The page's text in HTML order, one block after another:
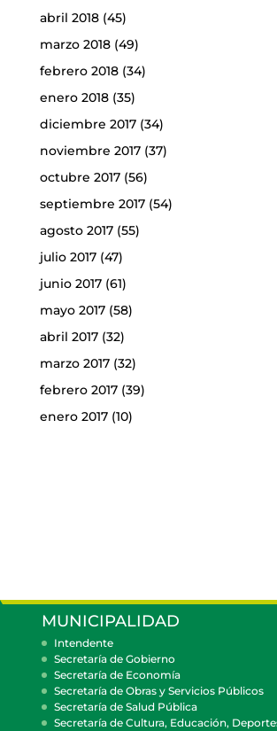
abril 2018(45)
marzo 2018(49)
febrero 2018(34)
enero 2018(35)
diciembre 2017(34)
noviembre 2017(37)
octubre 2017(56)
septiembre 2017(54)
agosto 2017(55)
julio 2017(47)
junio 2017(61)
mayo 2017(58)
abril 2017(32)
marzo 2017(32)
febrero 2017(39)
enero 2017(10)
MUNICIPALIDAD
Intendente
Secretaría de Gobierno
Secretaría de Economía
Secretaría de Obras y Servicios Públicos
Secretaría de Salud Pública
Secretaría de Cultura, Educación,